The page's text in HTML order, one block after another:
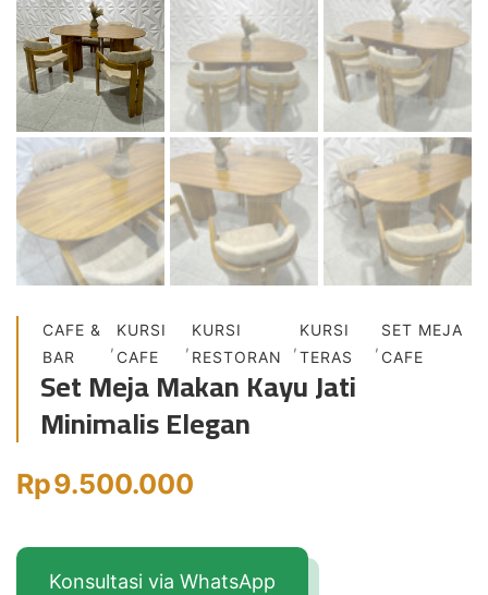
CAFE &
BAR
,
KURSI
CAFE
,
KURSI
RESTORAN
,
KURSI
TERAS
,
SET MEJA
CAFE
Set Meja Makan Kayu Jati
Minimalis Elegan
Rp9.500.000
Konsultasi via WhatsApp